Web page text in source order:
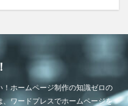
ホームページ制作の知識ゼロの
ワードプレスでホームページを